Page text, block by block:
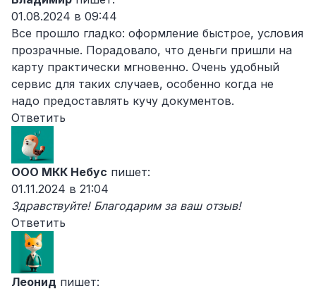
01.08.2024 в 09:44
Все прошло гладко: оформление быстрое, условия
прозрачные. Порадовало, что деньги пришли на
карту практически мгновенно. Очень удобный
сервис для таких случаев, особенно когда не
надо предоставлять кучу документов.
Ответить
ООО МКК Небус пишет:
01.11.2024 в 21:04
Здравствуйте! Благодарим за ваш отзыв!
Ответить
Леонид пишет: